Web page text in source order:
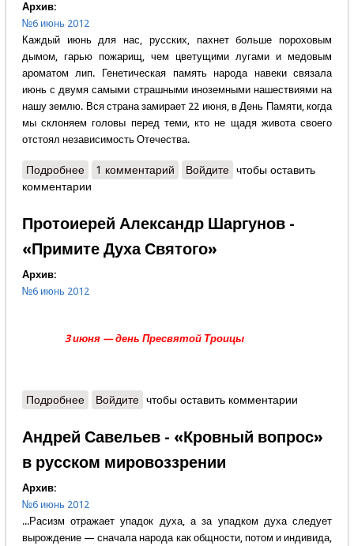
Архив:
№6 июнь 2012
Каждый июнь для нас, русских, пахнет больше пороховым
дымом, гарью пожарищ, чем цветущими лугами и медовым
ароматом лип. Генетическая память народа навеки связала
июнь с двумя самыми страшными иноземными нашествиями на
нашу землю. Вся страна замирает 22 июня, в День Памяти, когда
мы склоняем головы перед теми, кто не щадя живота своего
отстоял независимость Отечества.
Подробнеео Николай Леонов - Отечественные войны в
истории России
1 комментарий Войдите чтобы оставить
комментарии
Протоиерей Александр Шаргунов -
«Примите Духа Святого»
Архив:
№6 июнь 2012
3 июня — день Пресвятой Троицы
Подробнеео Протоиерей Александр Шаргунов - «Примите
Войдите чтобы оставить комментарии
Андрей Савельев - «Кровный вопрос»
в русском мировоззрении
Архив:
№6 июнь 2012
...Расизм отражает упадок духа, а за упадком духа следует
вырождение — сначала народа как общности, потом и индивида,